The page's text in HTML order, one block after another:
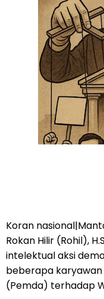
Koran
Rokan Hilir (Rohil),
intelektual aksi
beberapa
(Pemda) terhadap